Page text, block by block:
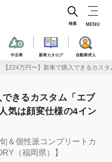
中古車 新車カタログ 自動車求人
検索 MENU
【224万円〜】新車で購入できるカス
できるカスタム「エブ
気は顔変仕様の4イン
＆個性派コンプリートカ
（福岡県）】